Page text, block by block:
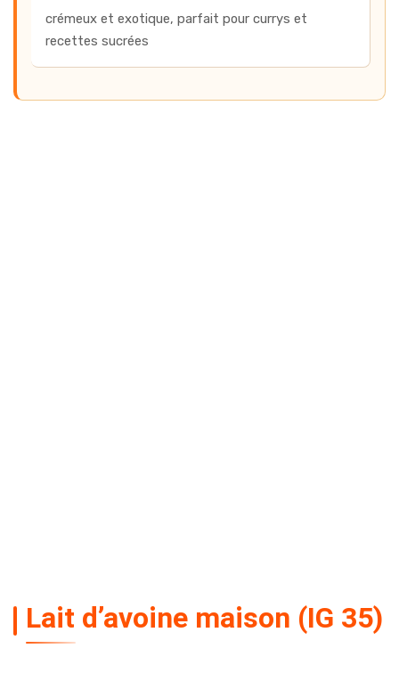
crémeux et exotique, parfait pour currys et
recettes sucrées
Lait d’avoine maison (IG 35)